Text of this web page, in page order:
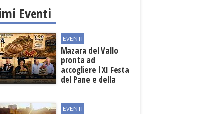
Eventi
EVENTI
Mazara del Vallo
pronta ad
accogliere l'XI Festa
del Pane e della
EVENTI